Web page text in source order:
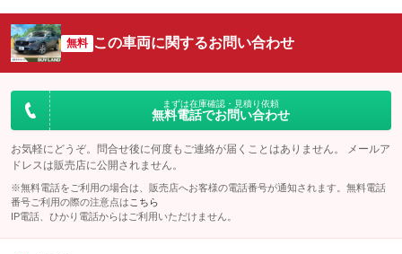
無料 この車両に関するお問い合わせ
まずは在庫確認・見積り依頼
無料電話でお問い合わせ
お気軽にどうぞ。問合せ後に何度もご連絡が届くことはありません。 メールア
ドレスは販売店に公開されません。
※無料電話をご利用の場合は、販売店へお客様の電話番号が通知されます。無料電話
番号ご利用の際の注意点は こちら
IP電話、ひかり電話からはご利用いただけません。